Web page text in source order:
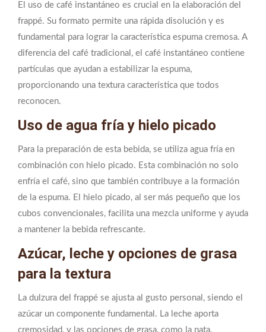
El uso de café instantáneo es crucial en la elaboración del
frappé. Su formato permite una rápida disolución y es
fundamental para lograr la característica espuma cremosa. A
diferencia del café tradicional, el café instantáneo contiene
partículas que ayudan a estabilizar la espuma,
proporcionando una textura característica que todos
reconocen.
Uso de agua fría y hielo picado
Para la preparación de esta bebida, se utiliza agua fría en
combinación con hielo picado. Esta combinación no solo
enfría el café, sino que también contribuye a la formación
de la espuma. El hielo picado, al ser más pequeño que los
cubos convencionales, facilita una mezcla uniforme y ayuda
a mantener la bebida refrescante.
Azúcar, leche y opciones de grasa
para la textura
La dulzura del frappé se ajusta al gusto personal, siendo el
azúcar un componente fundamental. La leche aporta
cremosidad, y las opciones de grasa, como la nata,